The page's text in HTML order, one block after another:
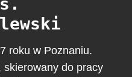
roku w Poznaniu.
skierowany do pracy